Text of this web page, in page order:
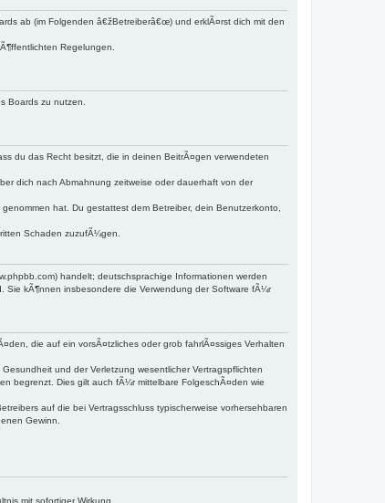
ab (im Folgenden â€žBetreiberâ€œ) und erklÃ¤rst dich mit den
Regelungen.
Boards zu nutzen.
du das Recht besitzt, die in deinen BeitrÃ¤gen verwendeten
dich nach Abmahnung zeitweise oder dauerhaft von der
hat. Du gestattest dem Betreiber, dein Benutzerkonto,
Schaden zuzufÃ¼gen.
handelt; deutschsprachige Informationen werden
Sie kÃ¶nnen insbesondere die Verwendung der Software fÃ¼r
die auf ein vorsÃ¤tzliches oder grob fahrlÃ¤ssiges Verhalten
und der Verletzung wesentlicher Vertragspflichten
begrenzt. Dies gilt auch fÃ¼r mittelbare FolgeschÃ¤den wie
auf die bei Vertragsschluss typischerweise vorhersehbaren
Gewinn.
mit sofortiger Wirkung.